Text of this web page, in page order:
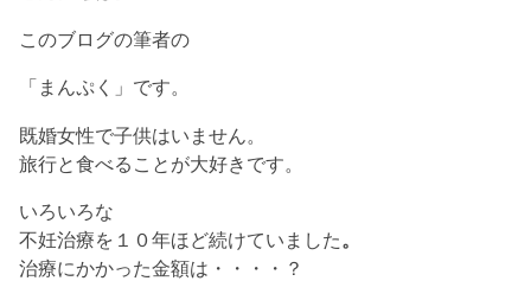
このブログの筆者の
「まんぷく」です。
既婚女性で子供はいません。
旅行と食べることが大好きです。
いろいろな
不妊治療を１０年ほど続けていました。
治療にかかった金額は・・・・？